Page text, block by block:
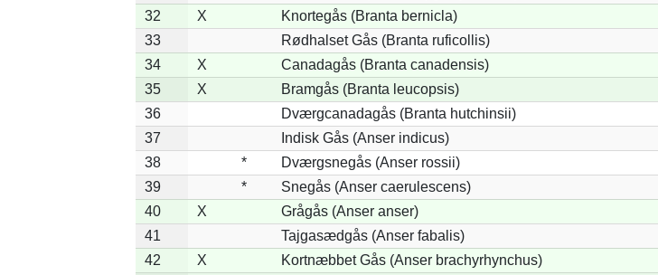
32
X
Knortegås (Branta bernicla)
33
Rødhalset Gås (Branta ruficollis)
34
X
Canadagås (Branta canadensis)
35
X
Bramgås (Branta leucopsis)
36
Dværgcanadagås (Branta hutchinsii)
37
Indisk Gås (Anser indicus)
38
*
Dværgsnegås (Anser rossii)
39
*
Snegås (Anser caerulescens)
40
X
Grågås (Anser anser)
41
Tajgasædgås (Anser fabalis)
42
X
Kortnæbbet Gås (Anser brachyrhynchus)